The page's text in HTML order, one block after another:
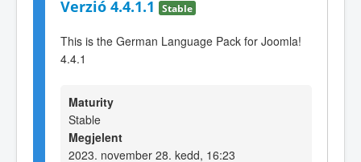
Verzió 4.4.1.1 Stable
This is the German Language Pack for Joomla!
4.4.1
Maturity
Stable
Megjelent
2023. november 28. kedd, 16:23